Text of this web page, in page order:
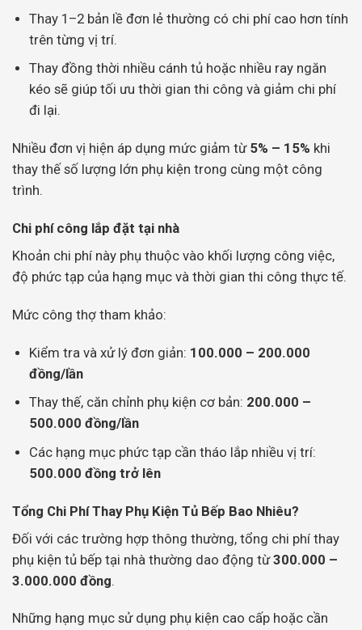
Thay 1–2 bản lề đơn lẻ thường có chi phí cao hơn tính
trên từng vị trí.
Thay đồng thời nhiều cánh tủ hoặc nhiều ray ngăn
kéo sẽ giúp tối ưu thời gian thi công và giảm chi phí
đi lại.
Nhiều đơn vị hiện áp dụng mức giảm từ 5% – 15% khi
thay thế số lượng lớn phụ kiện trong cùng một công
trình.
Chi phí công lắp đặt tại nhà
Khoản chi phí này phụ thuộc vào khối lượng công việc,
độ phức tạp của hạng mục và thời gian thi công thực tế.
Mức công thợ tham khảo:
Kiểm tra và xử lý đơn giản: 100.000 – 200.000
đồng/lần
Thay thế, căn chỉnh phụ kiện cơ bản: 200.000 –
500.000 đồng/lần
Các hạng mục phức tạp cần tháo lắp nhiều vị trí:
500.000 đồng trở lên
Tổng Chi Phí Thay Phụ Kiện Tủ Bếp Bao Nhiêu?
Đối với các trường hợp thông thường, tổng chi phí thay
phụ kiện tủ bếp tại nhà thường dao động từ300.000 –
3.000.000 đồng.
Những hạng mục sử dụng phụ kiện cao cấp hoặc cần